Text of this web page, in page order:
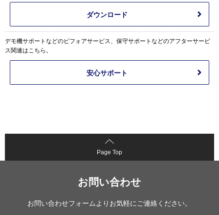
ダウンロード
デモ機サポートなどのビフォアサービス、保守サポートなどのアフターサービ
ス関連はこちら。
安心サポート
Page Top
お問い合わせ
お問い合わせフォームよりお気軽にご連絡ください。